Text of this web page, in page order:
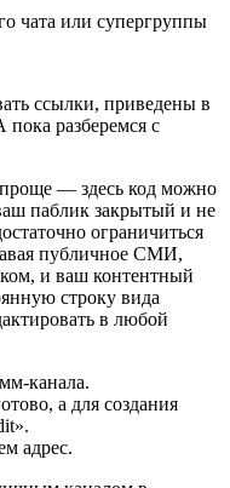
ссылки, приведены в
разберемся с
проще — здесь код можно
паблик закрытый и не
ограничиться
публичное СМИ,
и ваш контентный
строку вида
в любой
канала.
а для создания
адрес.